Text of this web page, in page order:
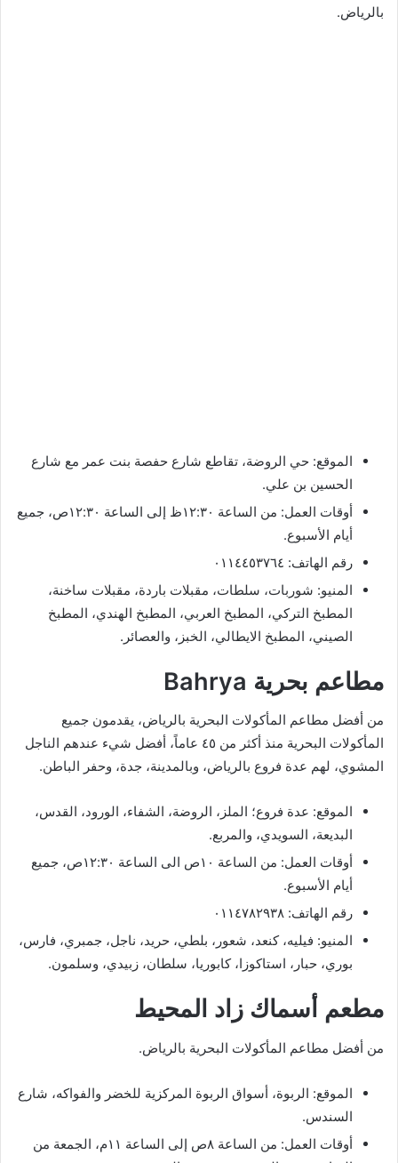
بالرياض.
الموقع: حي الروضة، تقاطع شارع حفصة بنت عمر مع شارع
الحسين بن علي.
أوقات العمل: من الساعة ١٢:٣٠ظ إلى الساعة ١٢:٣٠ص، جميع
أيام الأسبوع.
رقم الهاتف: ٠١١٤٤٥٣٧٦٤
المنيو: شوربات، سلطات، مقبلات باردة، مقبلات ساخنة،
المطبخ التركي، المطبخ العربي، المطبخ الهندي، المطبخ
الصيني، المطبخ الايطالي، الخبز، والعصائر.
مطاعم بحرية
من أفضل مطاعم المأكولات البحرية بالرياض، يقدمون جميع
المأكولات البحرية منذ أكثر من ٤٥ عاماً، أفضل شيء عندهم الناجل
المشوي، لهم عدة فروع بالرياض، وبالمدينة، جدة، وحفر الباطن.
الموقع: عدة فروع؛ الملز، الروضة، الشفاء، الورود، القدس،
البديعة، السويدي، والمربع.
أوقات العمل: من الساعة ١٠ص الى الساعة ١٢:٣٠ص، جميع
أيام الأسبوع.
رقم الهاتف: ٠١١٤٧٨٢٩٣٨
المنيو: فيليه، كنعد، شعور، بلطي، حريد، ناجل، جمبري، فارس،
بوري، حبار، استاكوزا، كابوريا، سلطان، زبيدي، وسلمون.
مطعم أسماك زاد المحيط
من أفضل مطاعم المأكولات البحرية بالرياض.
الموقع: الربوة، أسواق الربوة المركزية للخضر والفواكه، شارع
السندس.
أوقات العمل: من الساعة ٨ص إلى الساعة ١١م، الجمعة من